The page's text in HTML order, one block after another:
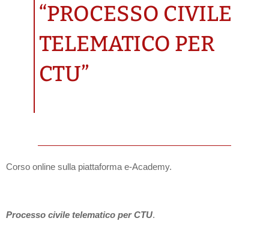
“PROCESSO CIVILE
TELEMATICO PER
CTU”
Corso online sulla piattaforma e-Academy.
Processo civile telematico per CTU.